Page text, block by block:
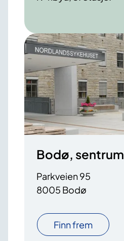
Bodø, sentrum
Parkveien 95
8005 Bodø
Finn frem